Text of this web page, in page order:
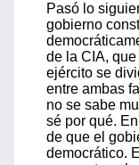
Pasó lo
gobierno
de la CIA,
ejército se
entre ambas
no se sabe
sé por qué.
de que el
democrático.